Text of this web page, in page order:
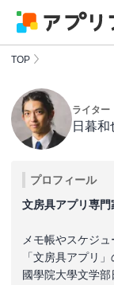
TOP
ライター
日暮和
プロフィール
文房具アプリ専門
メモ帳やスケジ
「文房具アプリ」
國學院大學文学